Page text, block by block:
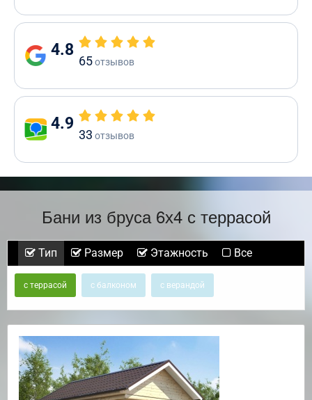
4.8
65отзывов
4.9
33 отзывов
Бани из бруса 6х4 с террасой
Тип Размер Этажность Все
с террасой с балконом с верандой